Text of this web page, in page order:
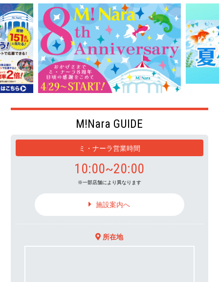
M!Nara GUIDE
ミ・ナーラ営業時間
10:00~20:00
一部店舗により異なります
施設案内へ
所在地